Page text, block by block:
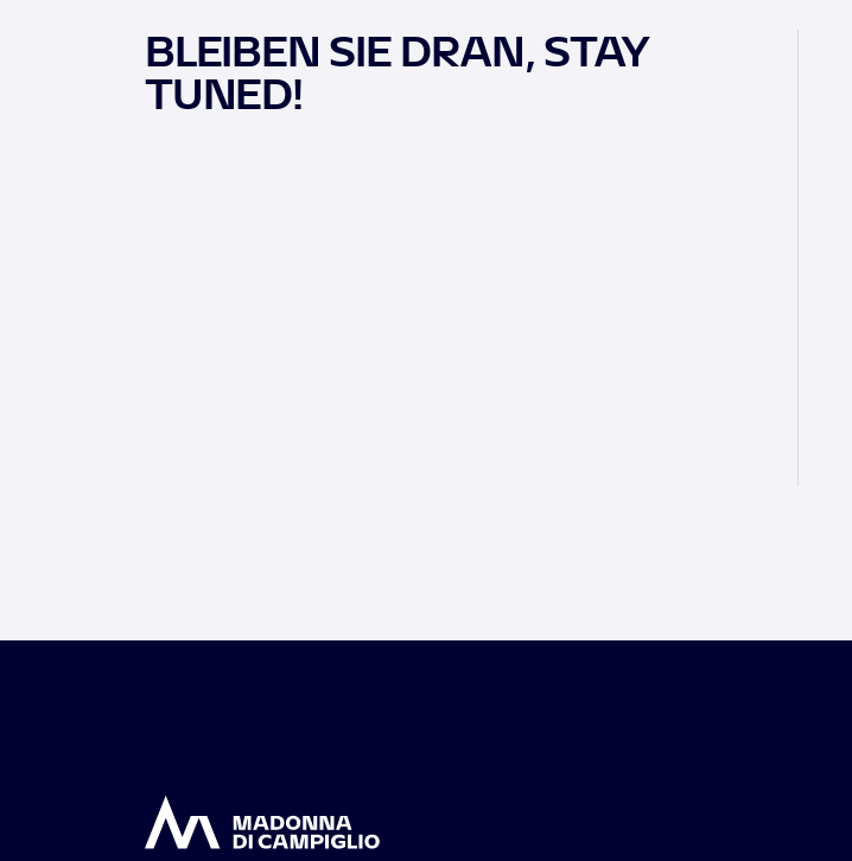
BLEIBEN SIE DRAN, STAY
TUNED!